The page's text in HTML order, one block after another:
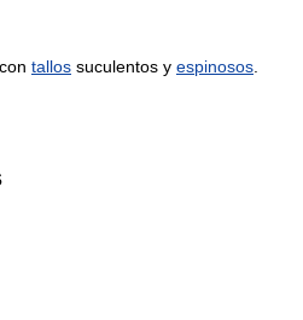
tallos suculentos y espinosos